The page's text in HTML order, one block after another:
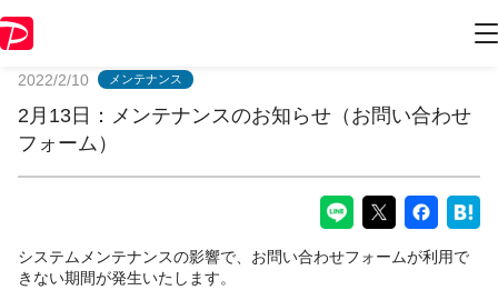
2022/2/10 メンテナンス
2月13日：メンテナンスのお知らせ（お問い合わせ
フォーム）
システムメンテナンスの影響で、お問い合わせフォームが利用で
きない期間が発生いたします。